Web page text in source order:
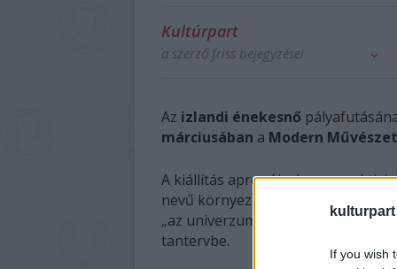
kulturpart
If you wish
Kultúrpart
a szerző friss bejegyzései
Az izlandi énekesnő
márciusában a Modern
A kiállítás apropója, hogy az
nevű környezeti kampánya
„az univerzum multimédiás
tantervbe.